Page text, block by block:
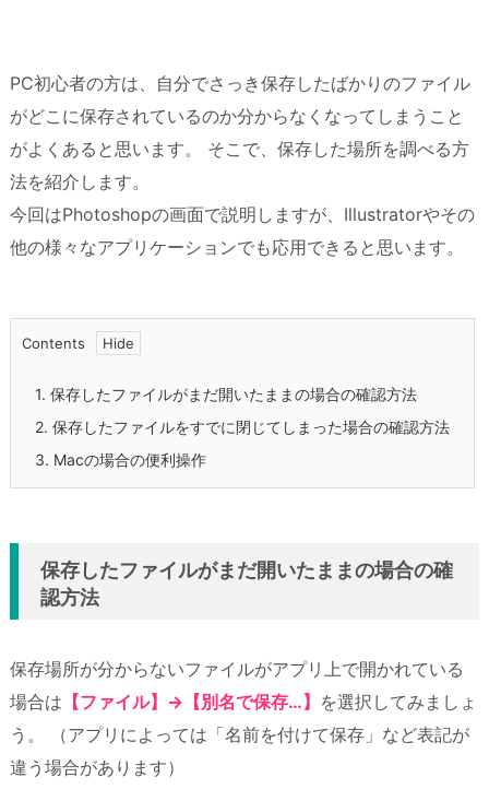
PC初心者の方は、自分でさっき保存したばかりのファイル
がどこに保存されているのか分からなくなってしまうこと
がよくあると思います。 そこで、保存した場所を調べる方
法を紹介します。
今回はPhotoshopの画面で説明しますが、Illustratorやその
他の様々なアプリケーションでも応用できると思います。
Contents
1. 保存したファイルがまだ開いたままの場合の確認方法
2. 保存したファイルをすでに閉じてしまった場合の確認方法
3. Macの場合の便利操作
保存したファイルがまだ開いたままの場合の確
認方法
保存場所が分からないファイルがアプリ上で開かれている
場合は 【ファイル】→【別名で保存…】 を選択してみましょ
う。 （アプリによっては「名前を付けて保存」など表記が
違う場合があります）